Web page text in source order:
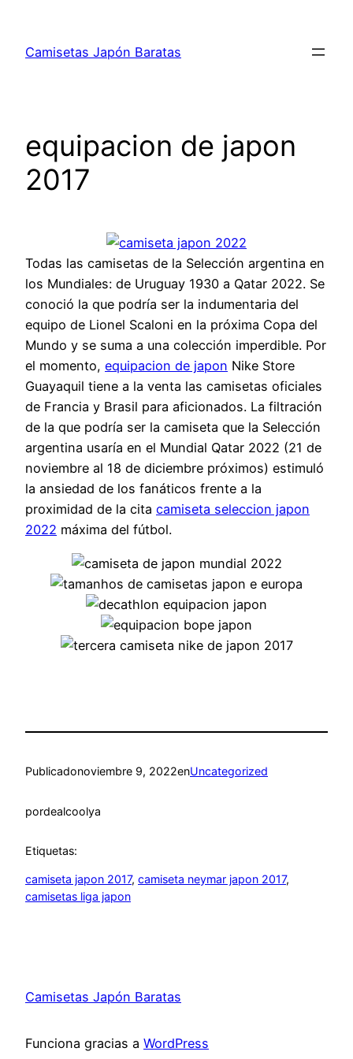
contenido
Camisetas Japón Baratas
equipacion de japon
2017
Todas las camisetas de la Selección argentina en
los Mundiales: de Uruguay 1930 a Qatar 2022. Se
conoció la que podría ser la indumentaria del
equipo de Lionel Scaloni en la próxima Copa del
Mundo y se suma a una colección imperdible. Por
el momento, equipacion de japon Nike Store
Guayaquil tiene a la venta las camisetas oficiales
de Francia y Brasil para aficionados. La filtración
de la que podría ser la camiseta que la Selección
argentina usaría en el Mundial Qatar 2022 (21 de
noviembre al 18 de diciembre próximos) estimuló
la ansiedad de los fanáticos frente a la
proximidad de la cita camiseta seleccion japon
2022 máxima del fútbol.
Publicadonoviembre 9, 2022enUncategorized
pordealcoolya
Etiquetas:
camiseta japon 2017, camiseta neymar japon 2017
camisetas liga japon
Camisetas Japón Baratas
Funciona gracias a WordPress